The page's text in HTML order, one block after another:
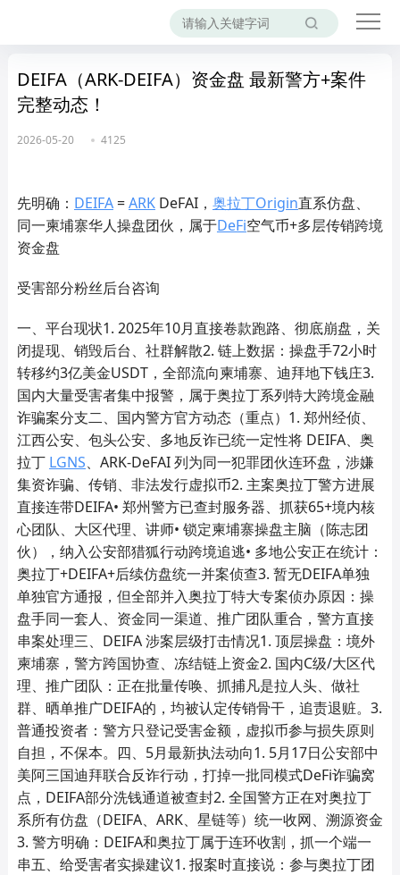
DEIFA（ARK‑DEIFA）资金盘 最新警方+案件
完整动态！
2026-05-20 4125
先明确： DEIFA=ARKDeFAI， 奥拉丁Origin直系仿盘、
同一柬埔寨华人操盘团伙，属于DeFi空气币+多层传销跨境
资金盘
受害部分粉丝后台咨询
一、平台现状1. 2025年10月直接卷款跑路、彻底崩盘，关
闭提现、销毁后台、社群解散2. 链上数据：操盘手72小时
转移约3亿美金USDT，全部流向柬埔寨、迪拜地下钱庄3.
国内大量受害者集中报警，属于奥拉丁系列特大跨境金融
诈骗案分支二、国内警方官方动态（重点）1. 郑州经侦、
江西公安、包头公安、多地反诈已统一定性将 DEIFA、奥
拉丁 LGNS、ARK‑DeFAI 列为同一犯罪团伙连环盘，涉嫌
集资诈骗、传销、非法发行虚拟币2. 主案奥拉丁警方进展
直接连带DEIFA• 郑州警方已查封服务器、抓获65+境内核
心团队、大区代理、讲师• 锁定柬埔寨操盘主脑（陈志团
伙），纳入公安部猎狐行动跨境追逃• 多地公安正在统计：
奥拉丁+DEIFA+后续仿盘统一并案侦查3. 暂无DEIFA单独
单独官方通报，但全部并入奥拉丁特大专案侦办原因：操
盘手同一套人、资金同一渠道、推广团队重合，警方直接
串案处理三、DEIFA 涉案层级打击情况1. 顶层操盘：境外
柬埔寨，警方跨国协查、冻结链上资金2. 国内C级/大区代
理、推广团队：正在批量传唤、抓捕凡是拉人头、做社
群、晒单推广DEIFA的，均被认定传销骨干，追责退赃。3.
普通投资者：警方只登记受害金额，虚拟币参与损失原则
自担，不保本。四、5月最新执法动向1. 5月17日公安部中
美阿三国迪拜联合反诈行动，打掉一批同模式DeFi诈骗窝
点，DEIFA部分洗钱通道被查封2. 全国警方正在对奥拉丁
系所有仿盘（DEIFA、ARK、星链等）统一收网、溯源资金
3. 警方明确：DEIFA和奥拉丁属于连环收割，抓一个端一
串五、给受害者实操建议1. 报案时直接说：参与奥拉丁团